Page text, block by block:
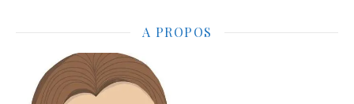
A PROPOS